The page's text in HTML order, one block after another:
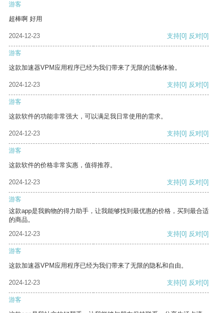
游客
超棒啊 好用
2024-12-23 支持[0] 反对[0]
游客
这款加速器VPM应用程序已经为我们带来了无限的流畅体验。
2024-12-23 支持[0] 反对[0]
游客
这款软件的功能非常强大，可以满足我日常使用的需求。
2024-12-23 支持[0] 反对[0]
游客
这款软件的价格非常实惠，值得推荐。
2024-12-23 支持[0] 反对[0]
游客
这款app是我购物的得力助手，让我能够找到最优惠的价格，买到最合适
的商品。
2024-12-23
支持[0] 反对[0]
游客
这款加速器VPM应用程序已经为我们带来了无限的隐私和自由。
2024-12-23 支持[0] 反对[0]
游客